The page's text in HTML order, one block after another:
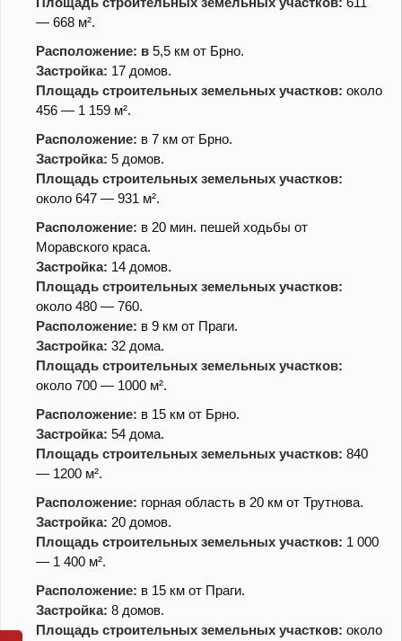
— 668 м².
Расположение: в 5,5 км от Брно.
Застройка: 17 домов.
Площадь строительных земельных участков: около
456 — 1 159 м².
Расположение: в 7 км от Брно.
Застройка: 5 домов.
Площадь строительных земельных участков:
около 647 — 931 м².
Расположение: в 20 мин. пешей ходьбы от
Моравского краса.
Застройка: 14 домов.
Площадь строительных земельных участков:
около 480 — 760.
Расположение: в 9 км от Праги.
Застройка: 32 дома.
Площадь строительных земельных участков:
около 700 — 1000 м².
Расположение: в 15 км от Брно.
Застройка: 54 дома.
Площадь строительных земельных участков: 840
— 1200 м².
Расположение: горная область в 20 км от Трутнова.
Застройка: 20 домов.
Площадь строительных земельных участков: 1 000
— 1 400 м².
Расположение: в 15 км от Праги.
Застройка: 8 домов.
Площадь строительных земельных участков: около